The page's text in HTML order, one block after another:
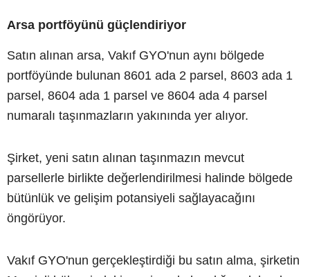
Arsa portföyünü güçlendiriyor
Satın alınan arsa, Vakıf GYO'nun aynı bölgede
portföyünde bulunan 8601 ada 2 parsel, 8603 ada 1
parsel, 8604 ada 1 parsel ve 8604 ada 4 parsel
numaralı taşınmazların yakınında yer alıyor.
Şirket, yeni satın alınan taşınmazın mevcut
parsellerle birlikte değerlendirilmesi halinde bölgede
bütünlük ve gelişim potansiyeli sağlayacağını
öngörüyor.
Vakıf GYO'nun gerçekleştirdiği bu satın alma, şirketin